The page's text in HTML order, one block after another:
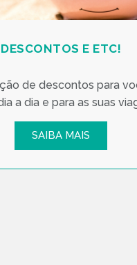
DESCONTOS E ETC!
de descontos para
a dia e para as suas
SAIBA MAIS